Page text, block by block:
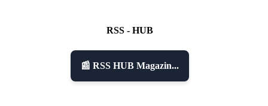
RSS - HUB
📰 RSS HUB Magazin...